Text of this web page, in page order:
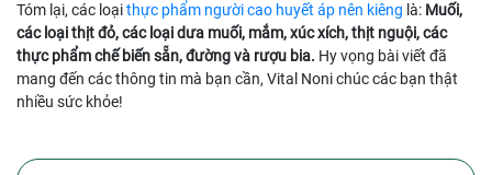
Tóm lại, các loạithực phẩm người cao huyết áp nên kiêng là: Muối,
các loại thịt đỏ, các loại dưa muối, mắm, xúc xích, thịt nguội, các
thực phẩm chế biến sẵn, đường và rượu bia. Hy vọng bài viết đã
mang đến các thông tin mà bạn cần, Vital Noni chúc các bạn thật
nhiều sức khỏe!